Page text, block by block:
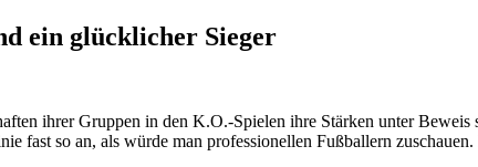
ein glücklicher Sieger
ihrer Gruppen in den K.O.-Spielen ihre Stärken unter
fast so an, als würde man professionellen Fußballern